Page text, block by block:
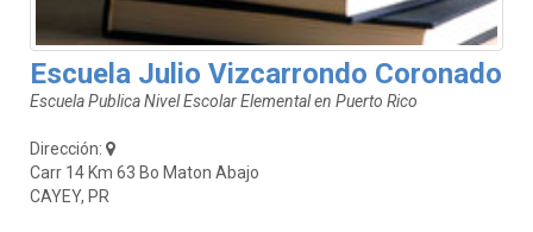
Escuela Julio Vizcarrondo Coronado
Escuela Publica Nivel Escolar Elemental en Puerto Rico
Dirección:
Carr 14 Km 63 Bo Maton Abajo
CAYEY, PR